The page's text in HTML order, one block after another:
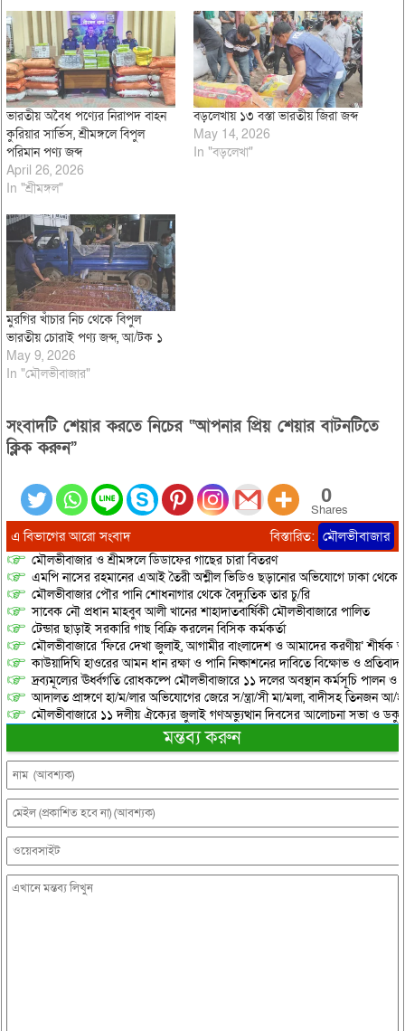
ভারতীয় অবৈধ পণ্যের নিরাপদ বাহন
কুরিয়ার সার্ভিস, শ্রীমঙ্গলে বিপুল
পরিমান পণ্য জব্দ
April 26, 2026
In "শ্রীমঙ্গল"
বড়লেখায় ১৩ বস্তা ভারতীয় জিরা জব্দ
May 14, 2026
In "বড়লেখা"
মুরগির খাঁচার নিচ থেকে বিপুল
ভারতীয় চোরাই পণ্য জব্দ, আ/টক ১
May 9, 2026
In "মৌলভীবাজার"
সংবাদটি শেয়ার করতে নিচের “আপনার প্রিয় শেয়ার বাটনটিতে
ক্লিক করুন”
0
Shares
এ বিভাগের আরো সংবাদ বিস্তারিত: মৌলভীবাজার
মৌলভীবাজার ও শ্রীমঙ্গলে ডিডাফের গাছের চারা বিতরণ
এমপি নাসের রহমানের এআই তৈরী অশ্লীল ভিডিও ছড়ানোর অভিযোগে ঢাকা থেকে
মৌলভীবাজার পৌর পানি শোধনাগার থেকে বৈদ্যুতিক তার চু/রি
সাবেক নৌ প্রধান মাহবুব আলী খানের শাহাদাতবার্ষিকী মৌলভীবাজারে পালিত
টেন্ডার ছাড়াই সরকারি গাছ বিক্রি করলেন বিসিক কর্মকর্তা
মৌলভীবাজারে ‘ফিরে দেখা জুলাই, আগামীর বাংলাদেশ ও আমাদের করণীয়’ শীর্ষক
কাউয়াদিঘি হাওরের আমন ধান রক্ষা ও পানি নিষ্কাশনের দাবিতে বিক্ষোভ ও
দ্রব্যমূল্যের ঊর্ধ্বগতি রোধকল্পে মৌলভীবাজারে ১১ দলের অবস্থান কর্মসূচি পালন ও
আদালত প্রাঙ্গণে হা/ম/লার অভিযোগের জেরে স/ন্ত্রা/সী মা/মলা, বাদীসহ তিনজন আ/
মৌলভীবাজারে ১১ দলীয় ঐক্যের জুলাই গণঅভ্যুত্থান দিবসের আলোচনা সভা ও
মন্তব্য করুন